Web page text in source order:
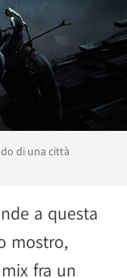
di una città
a questa
mostro,
fra un